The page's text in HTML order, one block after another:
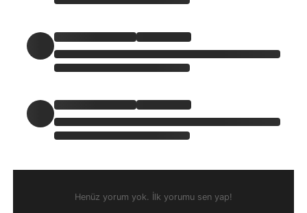
Henüz yorum yok. İlk yorumu sen yap!